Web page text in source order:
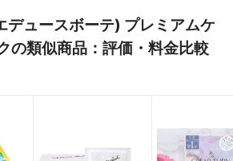
ュースボーテ) プレミアムケ
の類似商品：評価・料金比較